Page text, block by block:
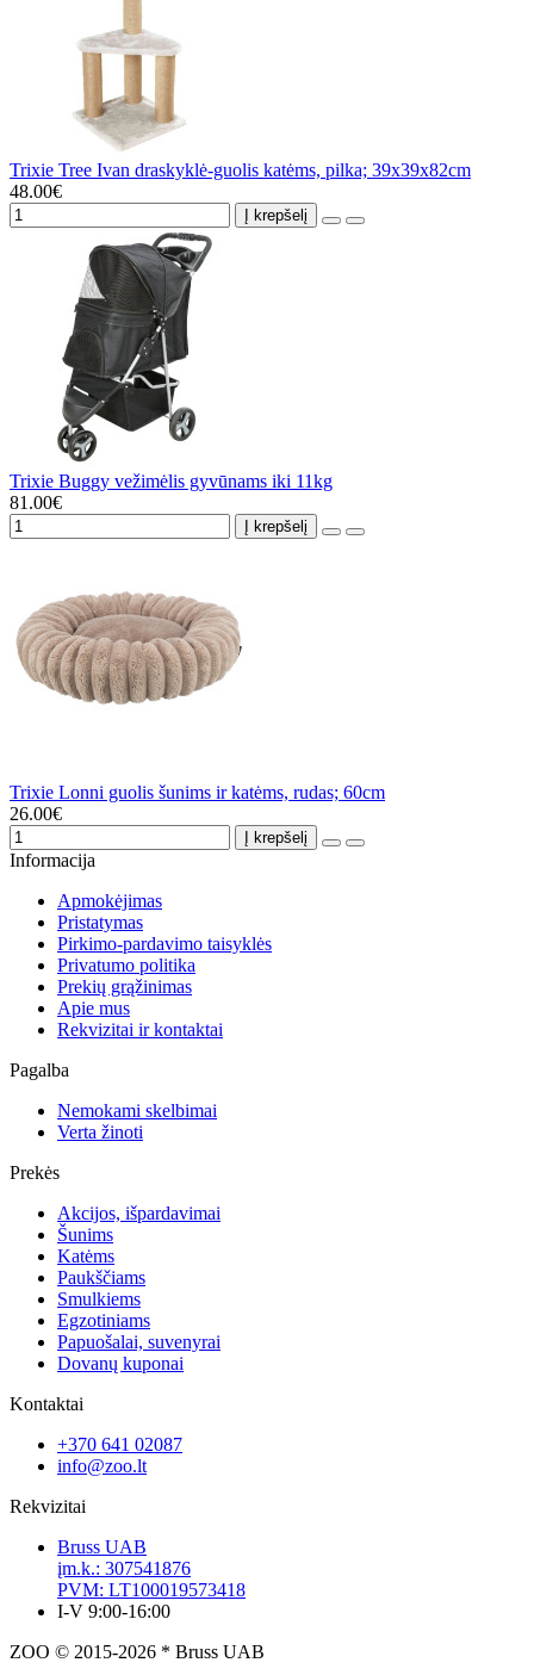
Trixie Tree Ivan draskyklė-guolis katėms, pilka; 39x39x82cm
48.00€
Į krepšelį
Trixie Buggy vežimėlis gyvūnams iki 11kg
81.00€
Į krepšelį
Trixie Lonni guolis šunims ir katėms, rudas; 60cm
26.00€
Į krepšelį
Informacija
Apmokėjimas
Pristatymas
Pirkimo-pardavimo taisyklės
Privatumo politika
Prekių grąžinimas
Apie mus
Rekvizitai ir kontaktai
Pagalba
Nemokami skelbimai
Verta žinoti
Prekės
Akcijos, išpardavimai
Šunims
Katėms
Paukščiams
Smulkiems
Egzotiniams
Papuošalai, suvenyrai
Dovanų kuponai
Kontaktai
+370 641 02087
info@zoo.lt
Rekvizitai
Bruss UAB
įm.k.: 307541876
PVM: LT100019573418
I-V 9:00-16:00
ZOO © 2015-2026 * Bruss UAB